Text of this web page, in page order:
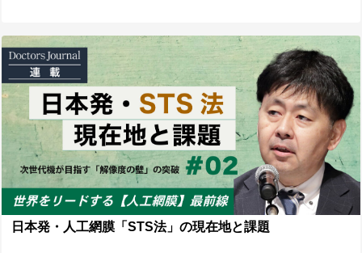
日本発・人工網膜「STS法」の現在地と課題